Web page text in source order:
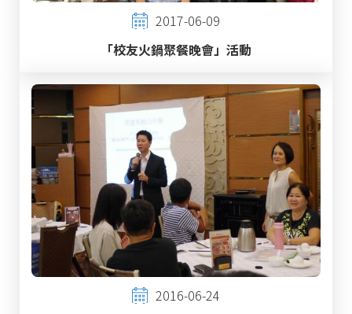
2017-06-09
「校友火鍋聚餐晚會」活動
2016-06-24